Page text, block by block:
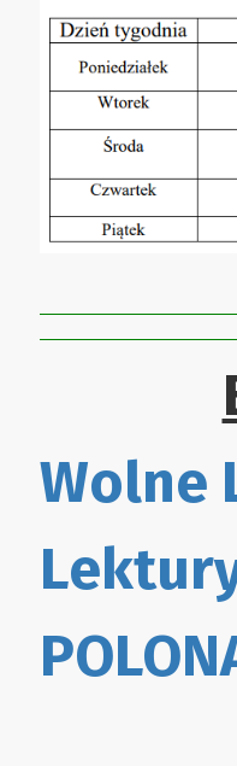
Wolne